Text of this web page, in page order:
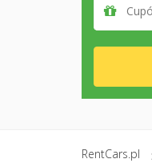
RentCars.pl